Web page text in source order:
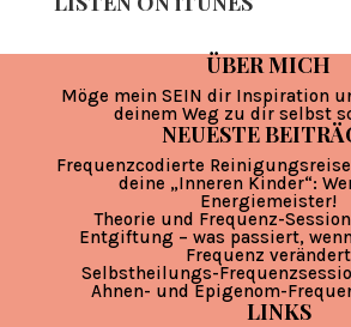
ÜBER MICH
Möge mein SEIN dir Inspiration
deinem Weg zu dir selbst
NEUESTE
Frequenzcodierte
deine „Inneren Kinder“:
Energiemeister!
Theorie und Frequenz-Session
Entgiftung – was passiert,
Frequenz verändert
Selbstheilungs-
Ahnen- und Epigenom-
LINKS